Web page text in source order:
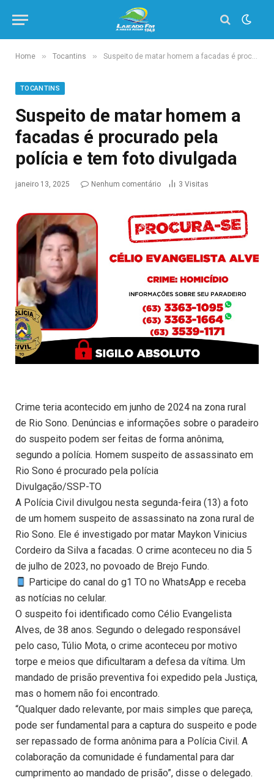
Home » Tocantins » Suspeito de matar homem a facadas é procurado pela polícia e tem foto divulgada
TOCANTINS
Suspeito de matar homem a
facadas é procurado pela
polícia e tem foto divulgada
janeiro 13, 2025 Nenhum comentário 3 Visitas
Crime teria acontecido em junho de 2024 na zona rural
de Rio Sono. Denúncias e informações sobre o paradeiro
do suspeito podem ser feitas de forma anônima,
segundo a polícia. Homem suspeito de assassinato em
Rio Sono é procurado pela polícia
Divulgação/SSP-TO
A Polícia Civil divulgou nesta segunda-feira (13) a foto
de um homem suspeito de assassinato na zona rural de
Rio Sono. Ele é investigado por matar Maykon Vinicius
Cordeiro da Silva a facadas. O crime aconteceu no dia 5
de julho de 2023, no povoado de Brejo Fundo.
Participe do canal do g1 TO no WhatsApp e receba
as notícias no celular.
O suspeito foi identificado como Célio Evangelista
Alves, de 38 anos. Segundo o delegado responsável
pelo caso, Túlio Mota, o crime aconteceu por motivo
torpe e meios que dificultaram a defesa da vítima. Um
mandado de prisão preventiva foi expedido pela Justiça,
mas o homem não foi encontrado.
“Qualquer dado relevante, por mais simples que pareça,
pode ser fundamental para a captura do suspeito e pode
ser repassado de forma anônima para a Polícia Civil. A
colaboração da comunidade é fundamental para dar
cumprimento ao mandado de prisão”, disse o delegado.